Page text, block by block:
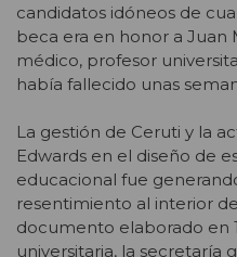
candidatos idóneos de
beca era en honor a Juan
médico, profesor
había fallecido unas
La gestión de Ceruti y la
Edwards en el diseño de
educacional fue
resentimiento al interior
documento elaborado en
universitaria, la secretaría